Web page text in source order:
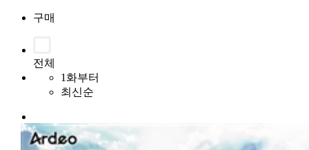
구매
전체
1화부터
최신순